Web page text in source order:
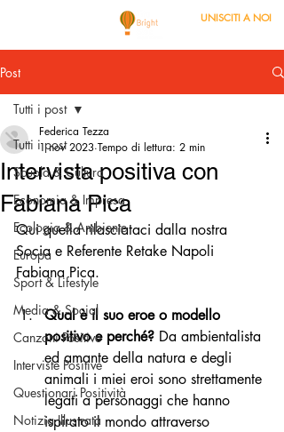
UNISCITI A NOI
Post
Tutti i post
Scuola & Cultura
Economia & Impresa
Ecologia & Ambiente
Europa
Sport & Lifestyle
Media & Social
Canzoni Positive
Interviste Positive
Questionari Positività
Notizia Illustrata
Tutti i post
Intervista positiva con
Fabiana Pica
Federica Tezza
1 nov 2023 Tempo di lettura: 2 min
Qui quella rilasciataci dalla nostra
Socia e Referente Retake Napoli
Fabiana Pica.
Qual è il suo eroe o modello
positivo e perché? Da ambientalista
ed amante della natura e degli
animali i miei eroi sono strettamente
legati a personaggi che hanno
ispirato il mondo attraverso